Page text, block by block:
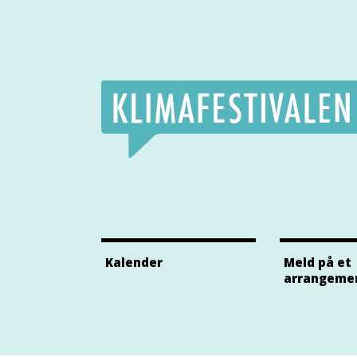
Klimafestivalens Twitter side
Klimafestivalens Instagram side
Kalender
Meld på et